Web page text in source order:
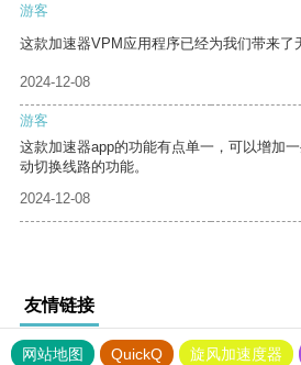
游客
这款加速器VPM应用程序已经为我们带来了
2024-12-08
游客
这款加速器app的功能有点单一，可以增加
动切换线路的功能。
2024-12-08
友情链接
网站地图 QuickQ 旋风加速度器